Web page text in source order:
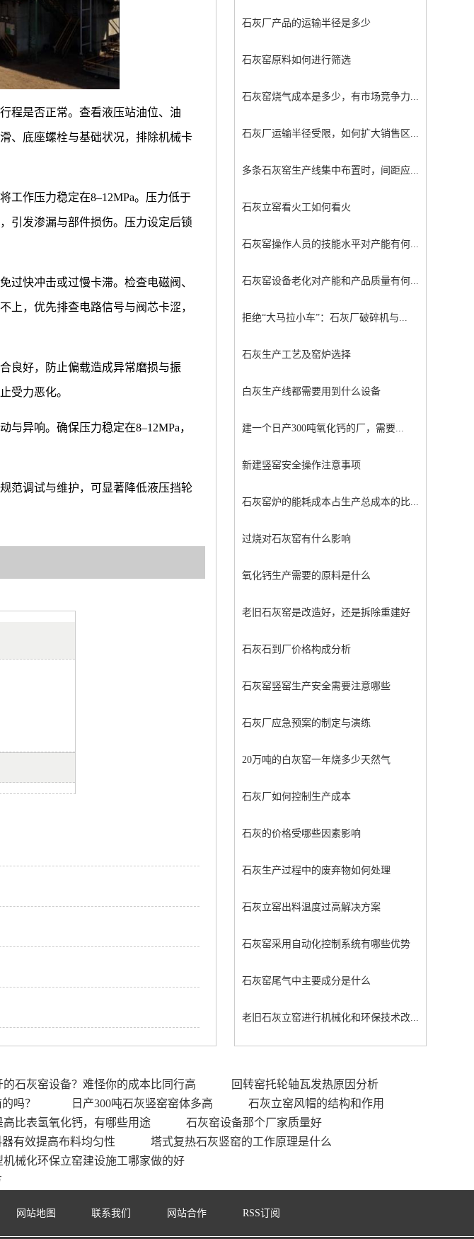
程是否正常。查看液压站油位、油
、底座螺栓与基础状况，排除机械卡
工作压力稳定在8–12MPa。压力低于
引发渗漏与部件损伤。压力设定后锁
过快冲击或过慢卡滞。检查电磁阀、
上，优先排查电路信号与阀芯卡涩，
良好，防止偏载造成异常磨损与振
受力恶化。
异响。确保压力稳定在8–12MPa，
范调试与维护，可显著降低液压挡轮
石灰厂产品的运输半径是多少
石灰窑原料如何进行筛选
石灰窑烧气成本是多少，有市场竞争力...
石灰厂运输半径受限，如何扩大销售区...
多条石灰窑生产线集中布置时，间距应...
石灰立窑看火工如何看火
石灰窑操作人员的技能水平对产能有何...
石灰窑设备老化对产能和产品质量有何...
拒绝“大马拉小车”：石灰厂破碎机与...
石灰生产工艺及窑炉选择
白灰生产线都需要用到什么设备
建一个日产300吨氧化钙的厂，需要...
新建竖窑安全操作注意事项
石灰窑炉的能耗成本占生产总成本的比...
过烧对石灰窑有什么影响
氧化钙生产需要的原料是什么
老旧石灰窑是改造好，还是拆除重建好
石灰石到厂价格构成分析
石灰窑竖窑生产安全需要注意哪些
石灰厂应急预案的制定与演练
20万吨的白灰窑一年烧多少天然气
石灰厂如何控制生产成本
石灰的价格受哪些因素影响
石灰生产过程中的废弃物如何处理
石灰立窑出料温度过高解决方案
石灰窑采用自动化控制系统有哪些优势
石灰窑尾气中主要成分是什么
老旧石灰立窑进行机械化和环保技术改...
的石灰窑设备？难怪你的成本比同行高
回转窑托轮轴瓦发热原因分析
吗？ 日产300吨石灰竖窑窑体多高
石灰立窑风帽的结构和作用
高比表氢氧化钙，有哪些用途
石灰窑设备那个厂家质量好
有效提高布料均匀性
塔式复热石灰竖窑的工作原理是什么
机械化环保立窑建设施工哪家做的好
网站地图 联系我们 网站合作 RSS订阅